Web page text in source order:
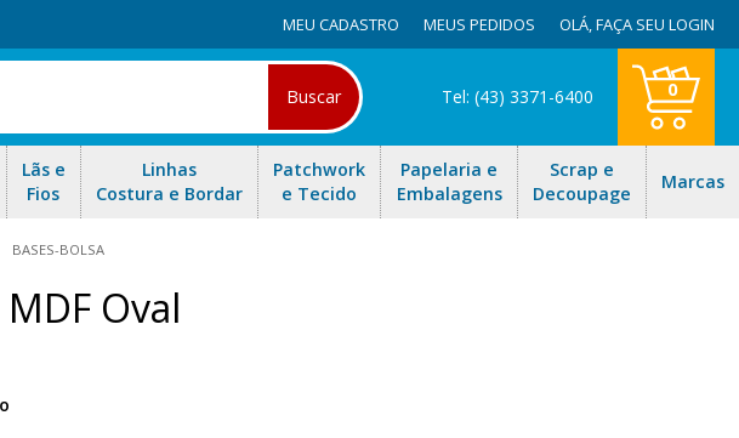
MEU CADASTRO MEUS PEDIDOS OLÁ,FAÇA SEU LOGIN
Buscar Tel: (43) 3371-6400 0
Lãs e
Fios
Linhas
Costura e Bordar
Patchwork
e Tecido
Papelaria e
Embalagens
Scrap e
Decoupage
Marcas
BASES-BOLSA
Oval